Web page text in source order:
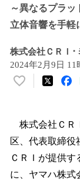
～異なるプラ
立体音響を手軽
株式会社ＣＲＩ･
2024年2月9日 11
い
！
を
読
株式会社ＣＲ
区、代表取締役
ＣＲＩが提供す
に、ヤマハ株式